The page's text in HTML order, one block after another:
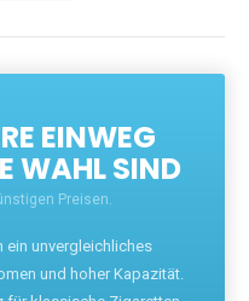
EINWEG
WAHL SIND
Preisen.
ein unvergleichliches
und hoher Kapazität.